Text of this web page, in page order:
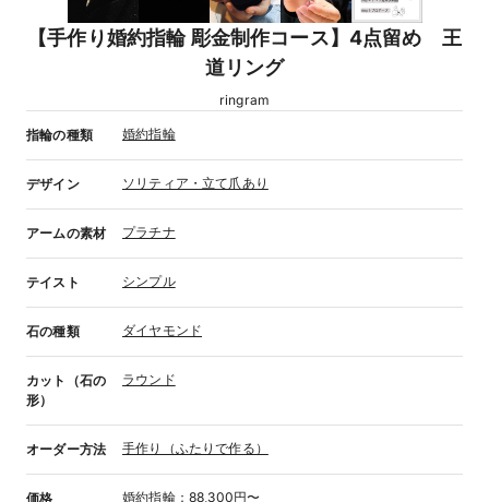
【手作り婚約指輪 彫金制作コース】4点留め 王
道リング
ringram
指輪の種類 婚約指輪
デザイン ソリティア・立て爪あり
アームの素材 プラチナ
テイスト シンプル
石の種類 ダイヤモンド
カット（石の
形）
ラウンド
オーダー方法 手作り（ふたりで作る）
価格 婚約指輪： 88,300円〜